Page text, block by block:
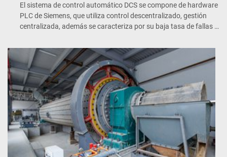
El sistema de control automático DCS se compone de hardware
PLC de Siemens, que utiliza control descentralizado, gestión
centralizada, además se caracteriza por su baja tasa de fallas y